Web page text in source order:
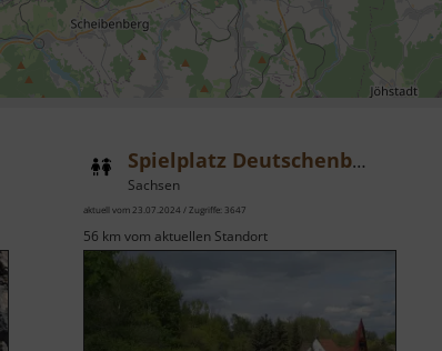
Spielplatz Deutschenbora
Sachsen
aktuell vom 23.07.2024 / Zugriffe: 3647
56 km vom aktuellen Standort